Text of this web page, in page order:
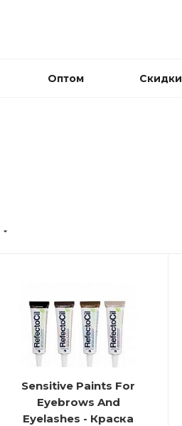
Оптом Скидки
Sensitive Paints For
Eyebrows And
Eyelashes - Краска